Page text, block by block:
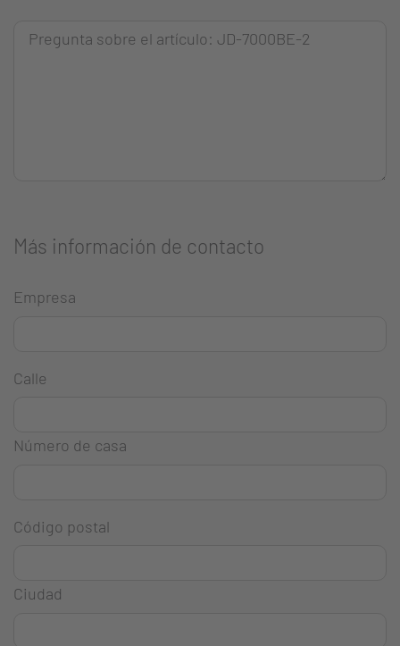
Más información de contacto
Empresa
Calle
Número de casa
Código postal
Ciudad